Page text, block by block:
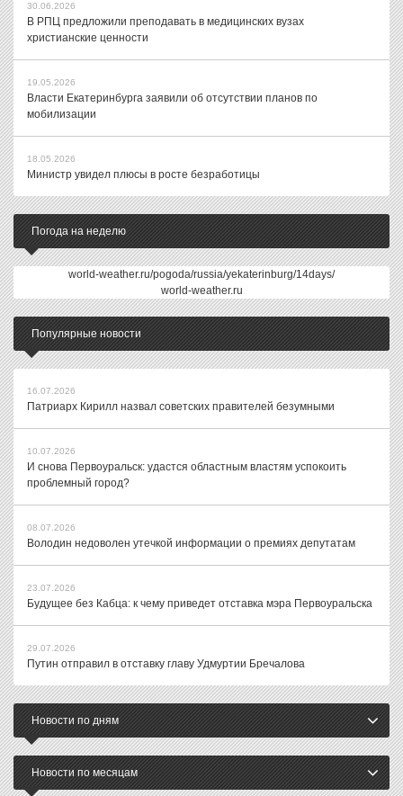
30.06.2026
В РПЦ предложили преподавать в медицинских вузах
христианские ценности
19.05.2026
Власти Екатеринбурга заявили об отсутствии планов по
мобилизации
18.05.2026
Министр увидел плюсы в росте безработицы
Погода на неделю
world-weather.ru/pogoda/russia/yekaterinburg/14days/
world-weather.ru
Популярные новости
16.07.2026
Патриарх Кирилл назвал советских правителей безумными
10.07.2026
И снова Первоуральск: удастся областным властям успокоить
проблемный город?
08.07.2026
Володин недоволен утечкой информации о премиях депутатам
23.07.2026
Будущее без Кабца: к чему приведет отставка мэра Первоуральска
29.07.2026
Путин отправил в отставку главу Удмуртии Бречалова
Новости по дням
Новости по месяцам